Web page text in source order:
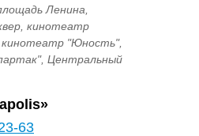
Ленина,
кинотеатр
"Юность",
Центральный
63